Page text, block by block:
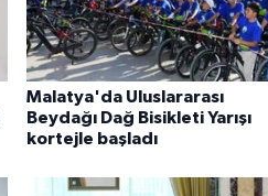
Malatya'da Uluslararası
Beydağı Dağ Bisikleti Yarışı
kortejle başladı